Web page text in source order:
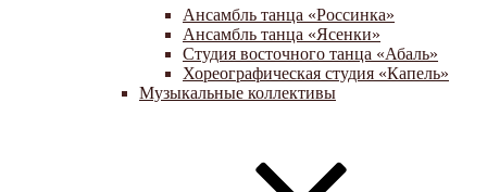
Ансамбль танца «Россинка»
Ансамбль танца «Ясенки»
Студия восточного танца «Абаль»
Хореографическая студия «Капель»
Музыкальные коллективы